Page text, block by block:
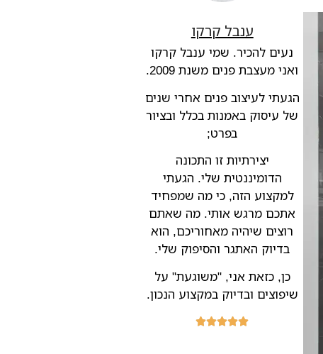
ענבל קרקו
נעים להכיר. שמי ענבל קרקו
ואני מעצבת פנים משנת 2009.
הגעתי לעיצוב פנים אחרי שנים
של עיסוק באמנות בכלל ובציור
בפרט;
יצירתיות זו התכונה
הדומיננטית שלי. הגעתי
למקצוע הזה, כי מה שמפחיד
אתכם מרגש אותי. מה שאתם
רוצים שיהיה מאחוריכם, הוא
בדיוק האתגר והסיפוק שלי.
כן, כזאת אני, "משוגעת" על
שיפוצים ובדיוק במקצוע הנכון.